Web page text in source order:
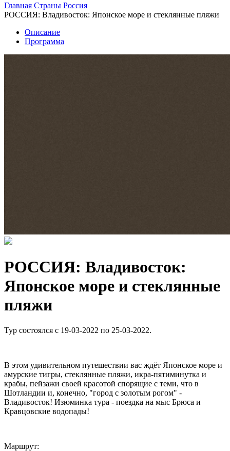
Главная Страны Россия
РОССИЯ: Владивосток: Японское море и стеклянные пляжи
Описание
Программа
РОССИЯ: Владивосток:
Японское море и стеклянные
пляжи
Тур состоялся с 19-03-2022 по 25-03-2022.
В этом удивительном путешествии вас ждёт Японское море и
амурские тигры, стеклянные пляжи, икра-пятиминутка и
крабы, пейзажи своей красотой спорящие с теми, что в
Шотландии и, конечно, "город с золотым рогом" -
Владивосток! Изюминка тура - поездка на мыс Брюса и
Кравцовские водопады!
Маршрут: